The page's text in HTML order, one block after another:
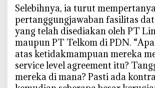
a
l
e
b
o
l
Selebihnya, ia turut
pertanggungjawaban fasilitas
yang telah disediakan oleh PT
maupun PT Telkom di PDN.
atas ketidakmampuan mereka
service level agreement itu?
mereka di mana? Pasti ada